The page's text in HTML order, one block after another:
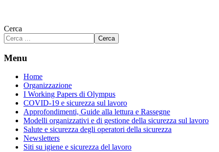
Cerca
Cerca
Menu
Home
Organizzazione
I Working Papers di Olympus
COVID-19 e sicurezza sul lavoro
Approfondimenti, Guide alla lettura e Rassegne
Modelli organizzativi e di gestione della sicurezza sul lavoro
Salute e sicurezza degli operatori della sicurezza
Newsletters
Siti su igiene e sicurezza del lavoro